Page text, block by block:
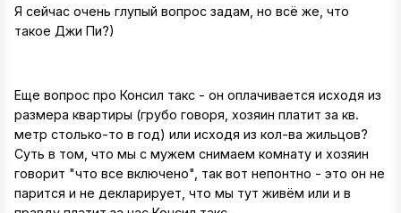
Я сейчас очень глупый вопрос задам, но всё же, что
такое Джи Пи?)
Еще вопрос про Консил такс - он оплачивается исходя из
размера квартиры (грубо говоря, хозяин платит за кв.
метр столько-то в год) или исходя из кол-ва жильцов?
Суть в том, что мы с мужем снимаем комнату и хозяин
говорит "что все включено", так вот непонтно - это он не
парится и не декларирует, что мы тут живём или и в